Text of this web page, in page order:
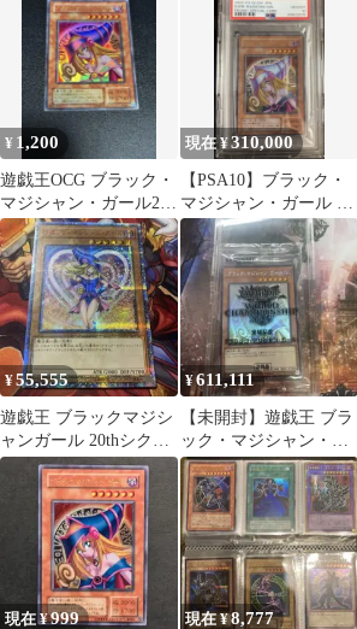
¥ 1,200
遊戯王OCG ブラック・
マジシャン・ガール2期
P4-01 レプリカ
現在 ¥310,000
【PSA10】ブラック・
マジシャン・ガール ス
テンレス（2020年版）
¥55,555
遊戯王 ブラックマジシ
ャンガール 20thシク
20TH-JPC55
¥611,111
【未開封】遊戯王 ブラ
ック・マジシャン・ガ
ール ホロ WCS 2017
現在 ¥999 現在 ¥8,777